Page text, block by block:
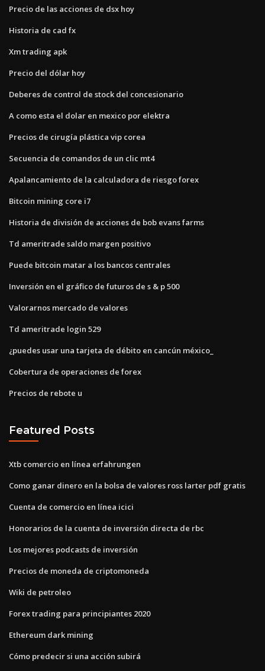
Precio de las acciones de dsx hoy
Historia de cad fx
Xm trading apk
Precio del dólar hoy
Deberes de control de stock del concesionario
A como esta el dolar en mexico por elektra
Precios de cirugía plástica vip corea
Secuencia de comandos de un clic mt4
Apalancamiento de la calculadora de riesgo forex
Bitcoin mining core i7
Historia de división de acciones de bob evans farms
Td ameritrade saldo margen positivo
Puede bitcoin matar a los bancos centrales
Inversión en el gráfico de futuros de s & p 500
Valorarnos mercado de valores
Td ameritrade login 529
¿puedes usar una tarjeta de débito en cancún méxico_
Cobertura de operaciones de forex
Precios de rebote u
Featured Posts
Xtb comercio en línea erfahrungen
Como ganar dinero en la bolsa de valores ross larter pdf gratis
Cuenta de comercio en línea icici
Honorarios de la cuenta de inversión directa de rbc
Los mejores podcasts de inversión
Precios de moneda de criptomoneda
Wiki de petroleo
Forex trading para principiantes 2020
Ethereum dark mining
Cómo predecir si una acción subirá